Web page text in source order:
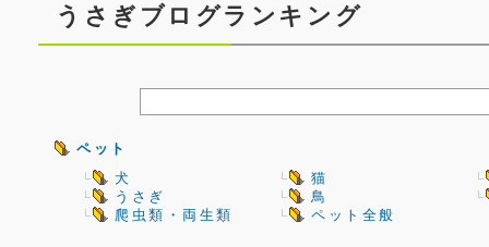
うさぎブログランキング
ペット
犬
猫
うさぎ
鳥
爬虫類・両生類
ペット全般